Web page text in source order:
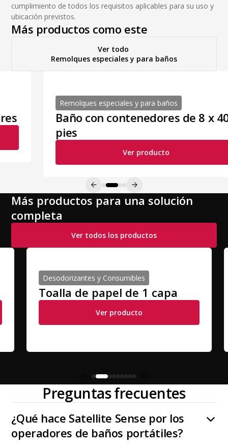
cumplimiento de todos los requisitos aplicables para su uso y
ubicación previstos.
Más productos como este
Ver todo
Remolques especiales y para baños
Remolques especiales y para baños
Baño con contenedores de 8 x 40
Ver producto
Más productos para una solución
completa
Ver todos los productos
Desodorizantes y Consumibles
Toalla de papel de 1 capa
Ver producto
Preguntas frecuentes
¿Qué hace Satellite Sense por los
operadores de baños portátiles?